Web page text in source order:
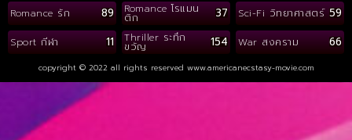
Romance รัก 89 Romance โรแมน
ติก 37 Sci-Fi วิทยาศาสตร์ 59
Sport กีฬา 11 Thriller ระทึก
ขวัญ 154 War สงคราม 66
copyright © 2022 all rights reserved www.americanecstasy-movie.com